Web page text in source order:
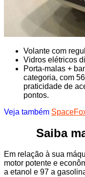
Volante com
Vidros elétricos
Porta-malas +
categoria, com
praticidade de
pontos.
Veja também
Saiba
Em relação à sua
motor potente e
a etanol e 97 a